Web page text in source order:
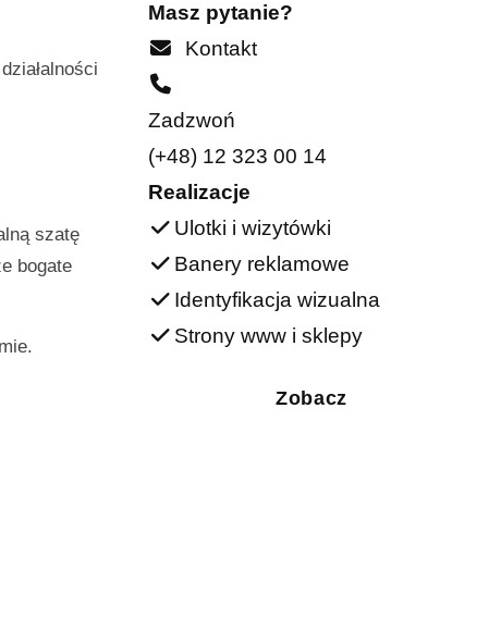
Zobacz całą ofertę
szatę
bogate
Masz pytanie?
Kontakt
Zadzwoń
(+48) 12 323 00 14
Realizacje
Ulotki i wizytówki
Banery reklamowe
Identyfikacja wizualna
Strony www i sklepy
Zobacz